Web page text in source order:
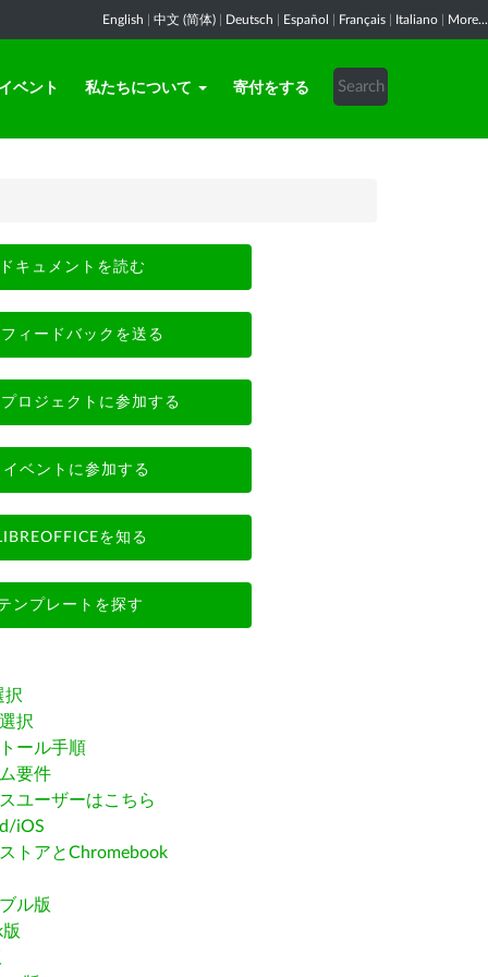
English 中文 (简体) Deutsch Español Français Italiano More...
イベント 私たちについて 寄付をする
ドキュメントを読む
フィードバックを送る
プロジェクトに参加する
イベントに参加する
を知る
ンプレートを探す
択
択
ール手順
要件
ユーザーはこちら
iOS
トアとChromebook
ル版